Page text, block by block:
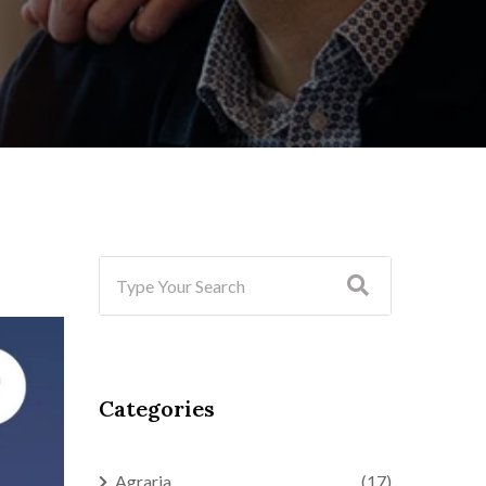
Categories
Agraria (17)